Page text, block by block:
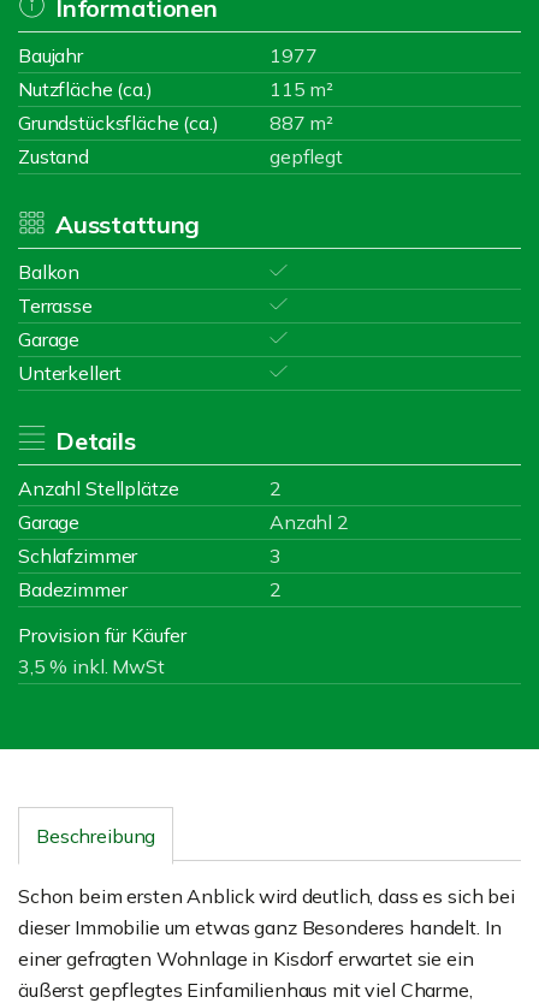
Informationen
Baujahr
1977
Nutzfläche (ca.)
115 m²
Grundstücksfläche (ca.)
887 m²
Zustand
gepflegt
Ausstattung
Balkon
Terrasse
Garage
Unterkellert
Details
Anzahl Stellplätze
2
Garage
Anzahl 2
Schlafzimmer
3
Badezimmer
2
Provision für Käufer
3,5 % inkl. MwSt
Beschreibung
Schon beim ersten Anblick wird deutlich, dass es sich bei
dieser Immobilie um etwas ganz Besonderes handelt. In
einer gefragten Wohnlage in Kisdorf erwartet sie ein
äußerst gepflegtes Einfamilienhaus mit viel Charme,